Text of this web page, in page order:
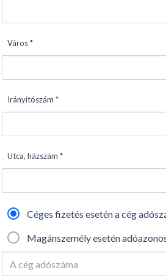
Város *
Irányítószám *
Utca, házszám *
Céges fizetés esetén a cég
Magánszemély esetén